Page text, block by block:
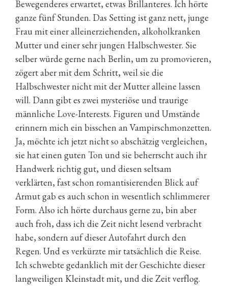
Bewegenderes erwartet, etwas Brillanteres. Ich hörte
ganze fünf Stunden. Das Setting ist ganz nett, junge
Frau mit einer alleinerziehenden, alkoholkranken
Mutter und einer sehr jungen Halbschwester. Sie
selber würde gerne nach Berlin, um zu promovieren,
zögert aber mit dem Schritt, weil sie die
Halbschwester nicht mit der Mutter alleine lassen
will. Dann gibt es zwei mysteriöse und traurige
männliche Love-Interests. Figuren und Umstände
erinnern mich ein bisschen an Vampirschmonzetten.
Ja, möchte ich jetzt nicht so abschätzig vergleichen,
sie hat einen guten Ton und sie beherrscht auch ihr
Handwerk richtig gut, und diesen seltsam
verklärten, fast schon romantisierenden Blick auf
Armut gab es auch schon in wesentlich schlimmerer
Form. Also ich hörte durchaus gerne zu, bin aber
auch froh, dass ich die Zeit nicht lesend verbracht
habe, sondern auf dieser Autofahrt durch den
Regen. Und es verkürzte mir tatsächlich die Reise.
Ich schwebte gedanklich mit der Geschichte dieser
langweiligen Kleinstadt mit, und die Zeit verflog.